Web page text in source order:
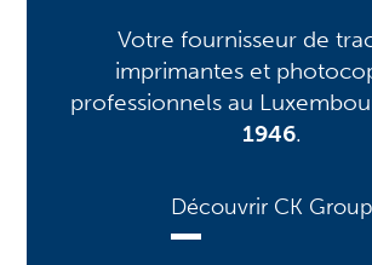
Votre fournisseur de
imprimantes et
professionnels au
1946.
Découvrir CK Group